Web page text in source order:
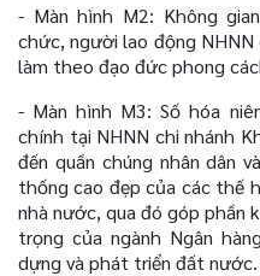
- Màn hình M2: Không
chức, người lao động
làm theo đạo đức phong
- Màn hình M3: Số hóa
chính tại NHNN chi nhánh
đến quần chúng nhân dân
thống cao đẹp của các thế
nhà nước, qua đó góp phần
trọng của ngành Ngân
dựng và phát triển đất nước.